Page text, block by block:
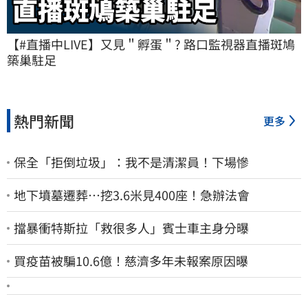
【#直播中LIVE】又見＂孵蛋＂? 路口監視器直播斑鳩
築巢駐足
熱門新聞 更多
保全「拒倒垃圾」：我不是清潔員！下場慘
地下墳墓遷葬…挖3.6米見400座！急辦法會
擋暴衝特斯拉「救很多人」賓士車主身分曝
買疫苗被騙10.6億！慈濟多年未報案原因曝